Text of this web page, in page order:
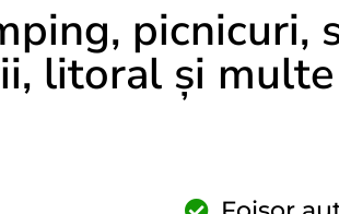
picnicuri,
litoral și